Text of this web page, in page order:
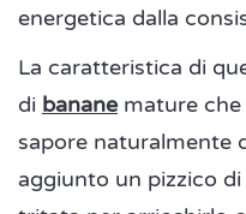
energetica dalla
La caratteristica di
di bananemature che
sapore naturalmente
aggiunto un pizzico di